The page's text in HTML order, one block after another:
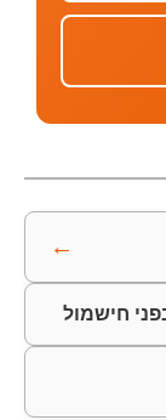
←
חישמול